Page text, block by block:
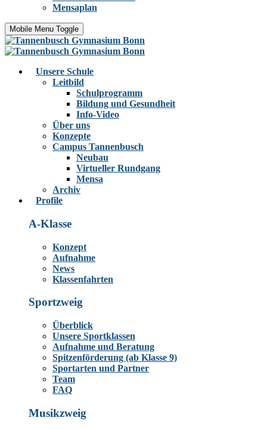
Mensaplan
Mobile Menu Toggle
Unsere Schule
Leitbild
Schulprogramm
Bildung und Gesundheit
Info-Video
Über uns
Konzepte
Campus Tannenbusch
Neubau
Virtueller Rundgang
Mensa
Archiv
Profile
A-Klasse
Konzept
Aufnahme
News
Klassenfahrten
Sportzweig
Überblick
Unsere Sportklassen
Aufnahme und Beratung
Spitzenförderung (ab Klasse 9)
Sportarten und Partner
Team
FAQ
Musikzweig